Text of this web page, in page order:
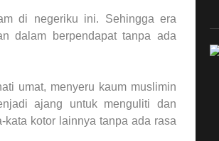
di negeriku ini. Sehingga era
dalam berpendapat tanpa ada
umat, menyeru kaum muslimin
ajang untuk menguliti dan
kotor lainnya tanpa ada rasa